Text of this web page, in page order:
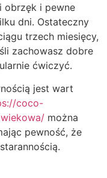
obrzęk i pewne
dni. Ostateczny
trzech miesięcy,
zachowasz dobre
ćwiczyć.
jest wart
coco-
można
pewność, że